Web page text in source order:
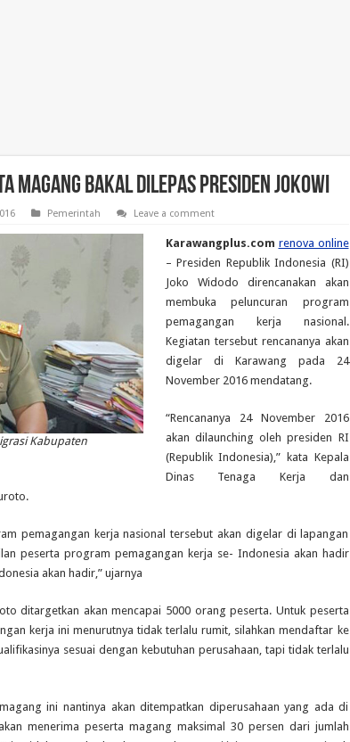
Magang Bakal Dilepas Presiden Jokowi
Pemerintah Leave a comment
Kabupaten
Karawangplus.com renova online
– Presiden Republik Indonesia (RI)
Joko Widodo direncanakan akan
membuka peluncuran program
pemagangan kerja nasional.
Kegiatan tersebut rencananya akan
digelar di Karawang pada 24
November 2016 mendatang.
“Rencananya 24 November 2016
akan dilaunching oleh presiden RI
(Republik Indonesia),” kata Kepala
Dinas Tenaga Kerja dan
pemagangan kerja nasional tersebut akan digelar di lapangan
peserta program pemagangan kerja se- Indonesia akan hadir
akan hadir,” ujarnya
ditargetkan akan mencapai 5000 orang peserta. Untuk peserta
kerja ini menurutnya tidak terlalu rumit, silahkan mendaftar ke
sesuai dengan kebutuhan perusahaan, tapi tidak terlalu
ini nantinya akan ditempatkan diperusahaan yang ada di
menerima peserta magang maksimal 30 persen dari jumlah